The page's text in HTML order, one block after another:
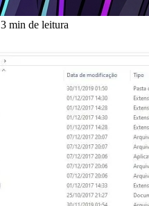
3 min de leitura